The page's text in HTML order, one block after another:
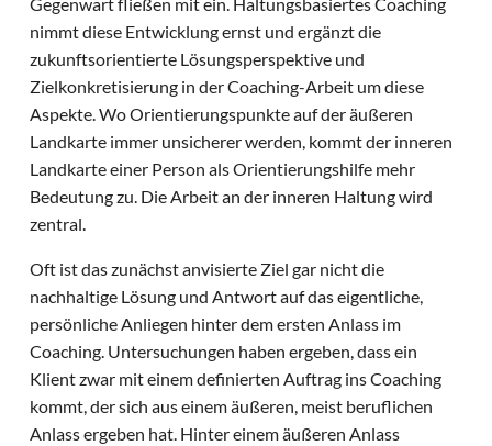
nimmt diese Entwicklung ernst und ergänzt die
zukunftsorientierte Lösungsperspektive und
Zielkonkretisierung in der Coaching-Arbeit um diese
Aspekte. Wo Orientierungspunkte auf der äußeren
Landkarte immer unsicherer werden, kommt der inneren
Landkarte einer Person als Orientierungshilfe mehr
Bedeutung zu. Die Arbeit an der inneren Haltung wird
zentral.
Oft ist das zunächst anvisierte Ziel gar nicht die
nachhaltige Lösung und Antwort auf das eigentliche,
persönliche Anliegen hinter dem ersten Anlass im
Coaching. Untersuchungen haben ergeben, dass ein
Klient zwar mit einem definierten Auftrag ins Coaching
kommt, der sich aus einem äußeren, meist beruflichen
Anlass ergeben hat. Hinter einem äußeren Anlass